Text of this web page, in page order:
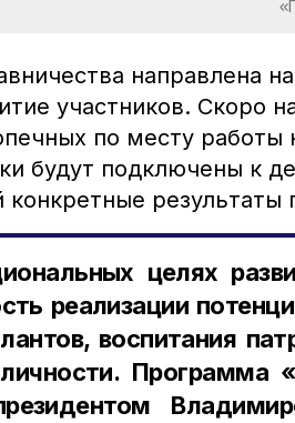
направлена
участников. Скоро
по месту работы
будут подключены к
результаты
целях
реализации
воспитания
личности. Программа